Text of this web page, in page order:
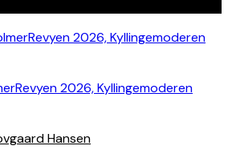
2026, Kyllingemoderen
Hansen